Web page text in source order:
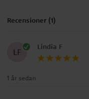
Recensioner (1)
LF
Lindia F
1 år sedan